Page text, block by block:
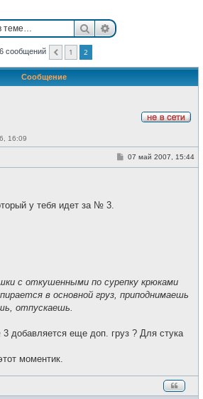
ПоискРасширенный
сообщений Пред.
1 2
Сообщение
е
т
16:09
С07 май 2007, 15:44
у тебя идет за № 3.
с откушенными по сурепку крюками
в основной груз, приподнимаешь
отпускаешь.
добавляется еще доп. груз ? Для стука
моментик.